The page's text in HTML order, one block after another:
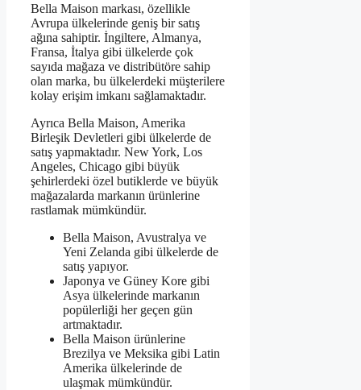
Bella Maison markası, özellikle
Avrupa ülkelerinde geniş bir satış
ağına sahiptir. İngiltere, Almanya,
Fransa, İtalya gibi ülkelerde çok
sayıda mağaza ve distribütöre sahip
olan marka, bu ülkelerdeki müşterilere
kolay erişim imkanı sağlamaktadır.
Ayrıca Bella Maison, Amerika
Birleşik Devletleri gibi ülkelerde de
satış yapmaktadır. New York, Los
Angeles, Chicago gibi büyük
şehirlerdeki özel butiklerde ve büyük
mağazalarda markanın ürünlerine
rastlamak mümkündür.
Bella Maison, Avustralya ve
Yeni Zelanda gibi ülkelerde de
satış yapıyor.
Japonya ve Güney Kore gibi
Asya ülkelerinde markanın
popülerliği her geçen gün
artmaktadır.
Bella Maison ürünlerine
Brezilya ve Meksika gibi Latin
Amerika ülkelerinde de
ulaşmak mümkündür.